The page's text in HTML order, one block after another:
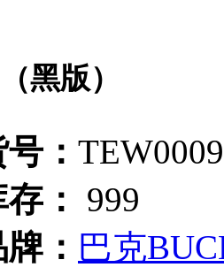
黑版）
：
：
999
： 巴克